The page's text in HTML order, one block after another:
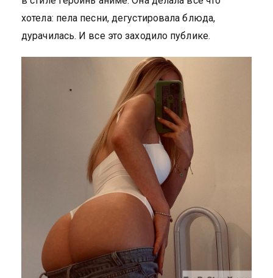
хотела: пела песни, дегустировала блюда,
дурачилась. И все это заходило публике.